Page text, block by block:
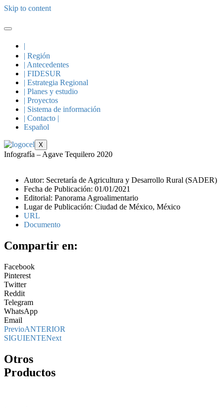
Skip to content
|
| Región
| Antecedentes
| FIDESUR
| Estrategia Regional
| Planes y estudio
| Proyectos
| Sistema de información
| Contacto |
Español
X
Infografía – Agave Tequilero 2020
Autor: Secretaría de Agricultura y Desarrollo Rural (SADER)
Fecha de Publicación: 01/01/2021
Editorial: Panorama Agroalimentario
Lugar de Publicación: Ciudad de México, México
URL
Documento
Compartir en:
Facebook
Pinterest
Twitter
Reddit
Telegram
WhatsApp
Email
PrevioANTERIOR
SIGUIENTENext
Otros
Productos